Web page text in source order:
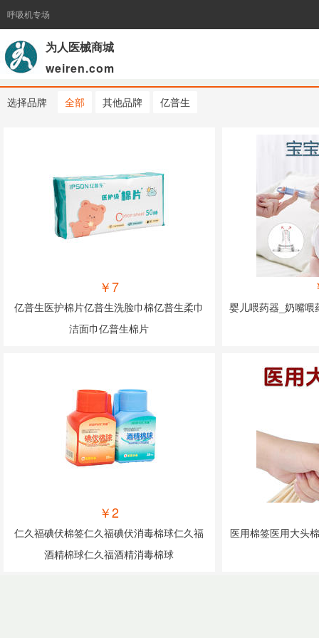
呼吸机专场
为人医械商城
weiren.com
选择品牌 全部 其他品牌 亿普生
￥7
亿普生医护棉片亿普生洗脸巾棉亿普生柔巾
洁面巾亿普生棉片
婴儿喂药器_奶嘴喂
￥2
仁久福碘伏棉签仁久福碘伏消毒棉球仁久福
酒精棉球仁久福酒精消毒棉球
医用棉签医用大头